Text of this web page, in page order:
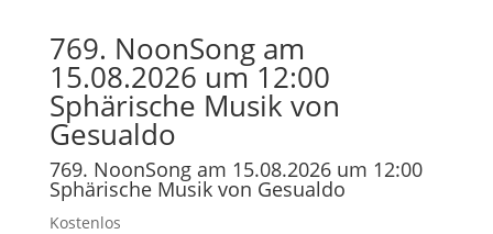
769. NoonSong am
15.08.2026 um 12:00
Sphärische Musik von
Gesualdo
769. NoonSong am 15.08.2026 um 12:00
Sphärische Musik von Gesualdo
Kostenlos